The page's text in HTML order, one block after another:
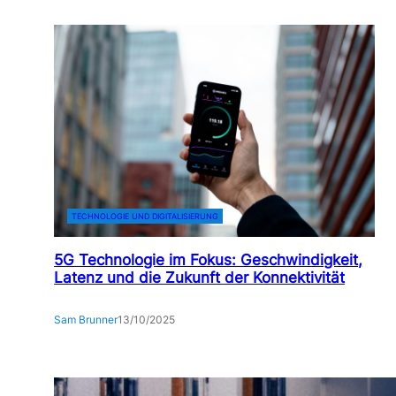
TECHNOLOGIE UND DIGITALISIERUNG
5G Technologie im Fokus: Geschwindigkeit,
Latenz und die Zukunft der Konnektivität
Sam Brunner13/10/2025